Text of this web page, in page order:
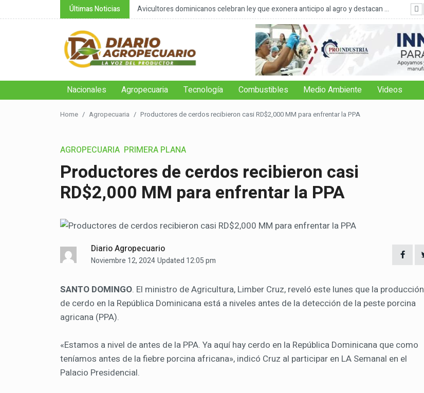
Últimas Noticias
de la negación cli... Avicultores dominicanos celebran ley que exonera anticipo al agro y destacan ...
Nacionales Agropecuaria Tecnología Combustibles Medio Ambiente Videos
Home Agropecuaria Productores de cerdos recibieron casi RD$2,000 MM para enfrentar la PPA
AGROPECUARIA PRIMERA PLANA
Productores de cerdos recibieron casi
RD$2,000 MM para enfrentar la PPA
Diario Agropecuario
Noviembre 12, 2024Updated 12:05 pm
SANTO DOMINGO. El ministro de Agricultura, Limber Cruz, reveló este lunes que la producción
de cerdo en la República Dominicana está a niveles antes de la detección de la peste porcina
agricana (PPA).
«Estamos a nivel de antes de la PPA. Ya aquí hay cerdo en la República Dominicana que como
teníamos antes de la fiebre porcina africana», indicó Cruz al participar en LA Semanal en el
Palacio Presidencial.